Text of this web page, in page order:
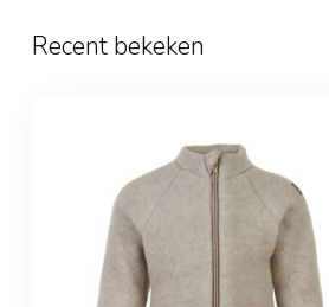
Recent bekeken